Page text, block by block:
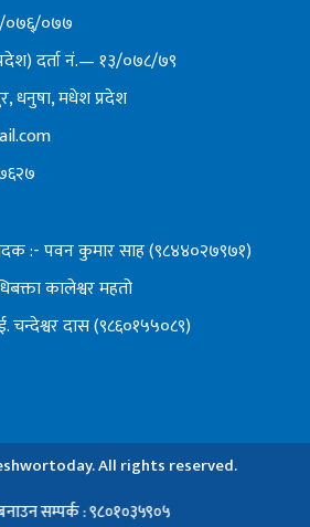
०७६्/०७७
दर्ता नं.— १३/०७८/७९
धनुषा, मधेश प्रदेश
:- पवन कुमार साह (९८४४०२७९७१)
कालेश्वर महतो
चन्देश्वर दास (९८६०१५५०८९)
All rights reserved.
: ९८०१०३५९०५